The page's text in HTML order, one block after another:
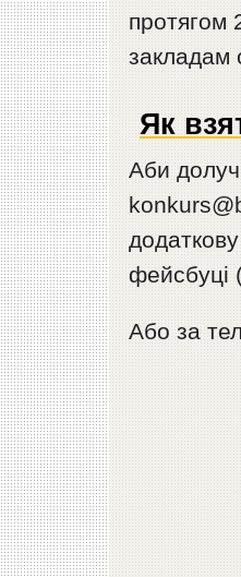
протягом
закладам
Як
Аби
фейсбуці
Або за